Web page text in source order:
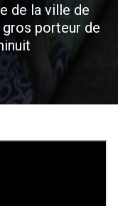
de la ville de
porteur de